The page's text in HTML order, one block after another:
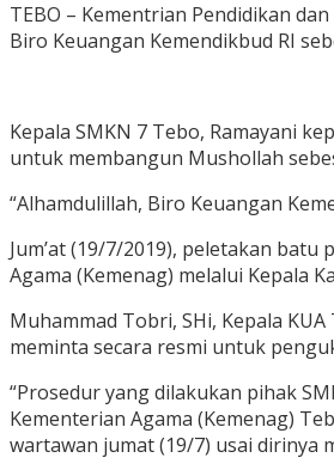
TEBO – Kementrian Pendidikan
Biro Keuangan Kemendikbud RI
Kepala SMKN 7 Tebo, Ramayani
untuk membangun Mushollah
“Alhamdulillah, Biro Keuangan
Jum’at (19/7/2019), peletakan
Agama (Kemenag) melalui Kepala
Muhammad Tobri, SHi, Kepala
meminta secara resmi untuk
“Prosedur yang dilakukan pihak
Kementerian Agama (Kemenag)
wartawan jumat (19/7) usai dirinya